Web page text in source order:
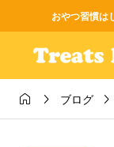
おやつ習慣は
  ブログ 